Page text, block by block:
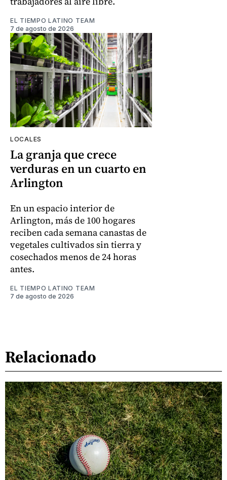
EL TIEMPO LATINO TEAM
7 de agosto de 2026
LOCALES
La granja que crece
verduras en un cuarto en
Arlington
En un espacio interior de
Arlington, más de 100 hogares
reciben cada semana canastas de
vegetales cultivados sin tierra y
cosechados menos de 24 horas
antes.
EL TIEMPO LATINO TEAM
7 de agosto de 2026
Relacionado